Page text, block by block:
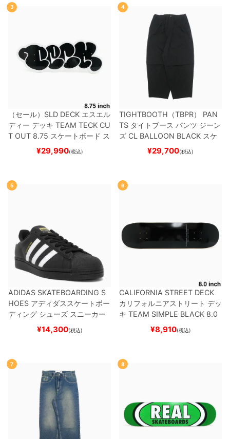
3
（セール） SLD DECK エスエル
ディー デッキ TEAM TECK CU
T OUT 8.75 スケートボード ス
¥29,990(税込)
4
TIGHTBOOTH（TBPR） PAN
TS タイトブース パンツ ジーン
ズ CL BALLOON BLACK スケ
ートボード スケボー
¥29,700(税込)
5
ADIDAS SKATEBOARDING S
HOES アディダススケートボー
ディング シューズ スニーカー
スーパースター SUPERSTAR A
BLACK/WHITE/WHITE
ー
¥14,300(税込)
6
CALIFORNIA STREET DECK
カリフォルニアストリート デッ
キ TEAM SIMPLE BLACK 8.0
ブランク（BBS / GENERATO
スケートボード スケボー
¥8,910(税込)
7 8